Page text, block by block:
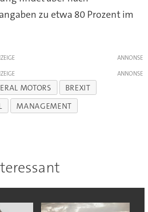
zu etwa 80 Prozent im
MOTORS
BREXIT
MANAGEMENT